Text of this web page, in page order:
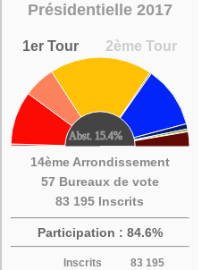
Présidentielle 2017
1er Tour 2ème Tour
14ème Arrondissement
57 Bureaux de vote
83 195 Inscrits
Participation : 84.6%
Inscrits
83 195